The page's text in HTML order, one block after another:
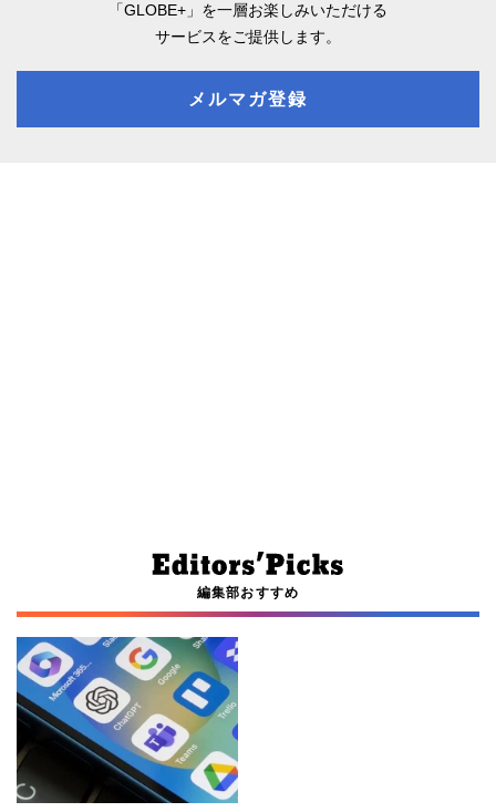
「GLOBE+」を一層お楽しみいただける
サービスをご提供します。
メルマガ登録
編集部おすすめ